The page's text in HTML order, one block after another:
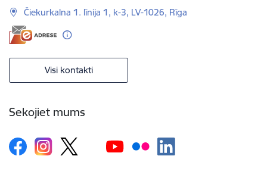
Čiekurkalna 1. līnija 1, k-3, LV-1026, Rīga
Visi kontakti
Sekojiet mums